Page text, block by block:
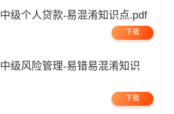
中级个人贷款-易混淆知识点.pdf
下载
下载